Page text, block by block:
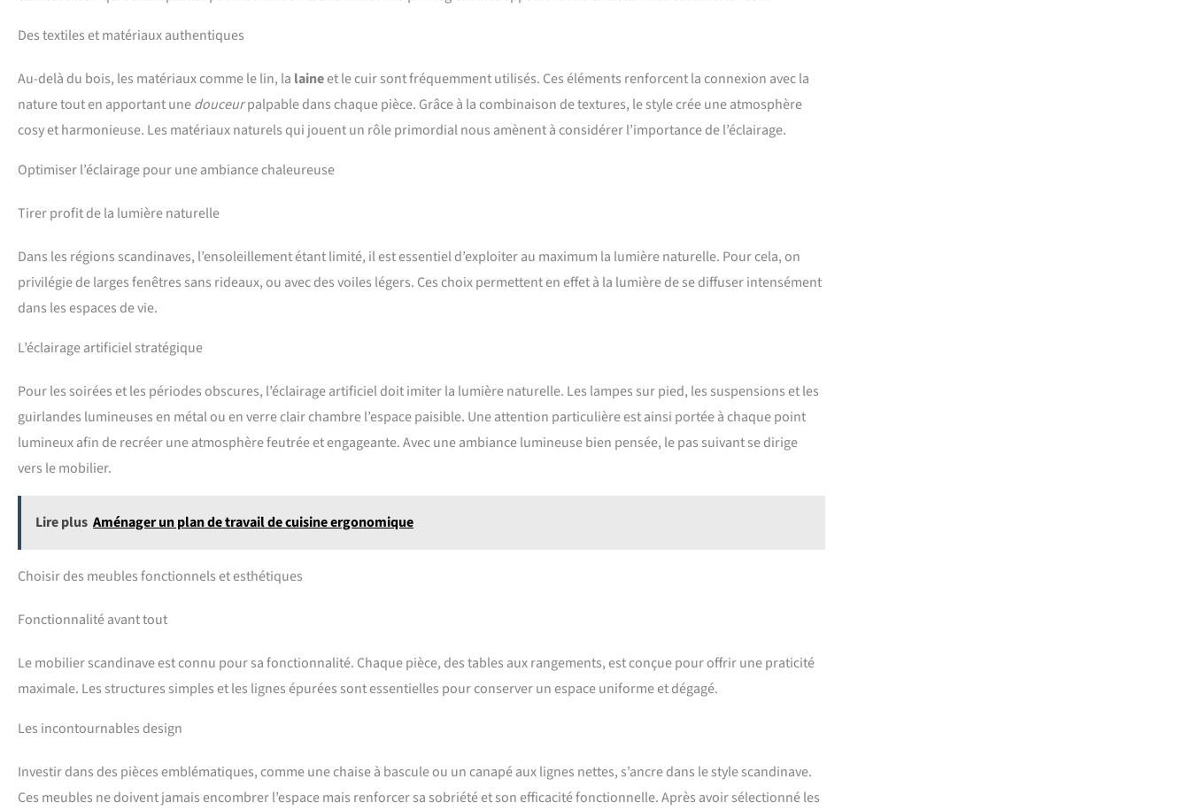
Des textiles et matériaux authentiques
Au-delà du bois, les matériaux comme le lin, la laineet le cuir sont fréquemment utilisés. Ces éléments renforcent la connexion avec la
nature tout en apportant unedouceurpalpable dans chaque pièce. Grâce à la combinaison de textures, le style crée une atmosphère
cosy et harmonieuse. Les matériaux naturels qui jouent un rôle primordial nous amènent à considérer l’importance de l’éclairage.
Optimiser l’éclairage pour une ambiance chaleureuse
Tirer profit de la lumière naturelle
Dans les régions scandinaves, l’ensoleillement étant limité, il est essentiel d’exploiter au maximum la lumière naturelle. Pour cela, on
privilégie de larges fenêtres sans rideaux, ou avec des voiles légers. Ces choix permettent en effet à la lumière de se diffuser intensément
dans les espaces de vie.
L’éclairage artificiel stratégique
Pour les soirées et les périodes obscures, l’éclairage artificiel doit imiter la lumière naturelle. Les lampes sur pied, les suspensions et les
guirlandes lumineuses en métal ou en verre clair chambre l’espace paisible. Une attention particulière est ainsi portée à chaque point
lumineux afin de recréer une atmosphère feutrée et engageante. Avec une ambiance lumineuse bien pensée, le pas suivant se dirige
vers le mobilier.
Lire plus Aménager un plan de travail de cuisine ergonomique
Choisir des meubles fonctionnels et esthétiques
Fonctionnalité avant tout
Le mobilier scandinave est connu pour sa fonctionnalité. Chaque pièce, des tables aux rangements, est conçue pour offrir une praticité
maximale. Les structures simples et les lignes épurées sont essentielles pour conserver un espace uniforme et dégagé.
Les incontournables design
Investir dans des pièces emblématiques, comme une chaise à bascule ou un canapé aux lignes nettes, s’ancre dans le style scandinave.
Ces meubles ne doivent jamais encombrer l’espace mais renforcer sa sobriété et son efficacité fonctionnelle. Après avoir sélectionné les